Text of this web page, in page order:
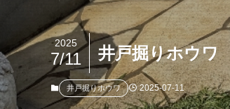
井戸掘りホウワ
2025
7/11
井戸掘りホウワ 2025-07-11